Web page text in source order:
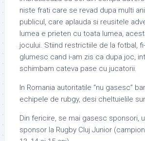
niste frati care se revad dupa multi
publicul, care aplauda si reusitele
lumea e prieten cu toata lumea,
jocului. Stiind restrictiile de la fotbal,
glumesc cand i-am zis ca dupa joc,
schimbam cateva pase cu jucatorii.
In Romania autoritatile “nu gasesc”
echipele de rubgy, desi cheltuielile
Din fericire, se mai gasesc sponsori,
sponsor la Rugby Cluj Junior